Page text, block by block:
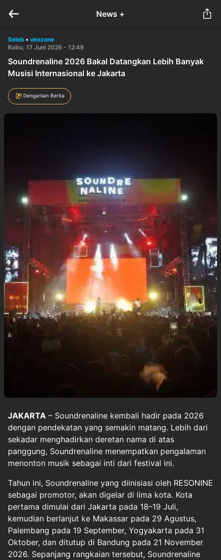
News +
Seleb • okezone
Rabu, 17 Juni 2026 - 12:49
Soundrenaline 2026 Bakal Datangkan Lebih Banyak
Musisi Internasional ke Jakarta
Dengarkan Berita
JAKARTA – Soundrenaline kembali hadir pada 2026
dengan pendekatan yang semakin matang. Lebih dari
sekadar menghadirkan deretan nama di atas
panggung, Soundrenaline menempatkan pengalaman
menonton musik sebagai inti dari festival ini.
Tahun ini, Soundrenaline yang diinisiasi oleh RESONINE
sebagai promotor, akan digelar di lima kota. Kota
pertama dimulai dari Jakarta pada 18–19 Juli,
kemudian berlanjut ke Makassar pada 29 Agustus,
Palembang pada 19 September, Yogyakarta pada 31
Oktober, dan ditutup di Bandung pada 21 November
2026. Sepanjang rangkaian tersebut, Soundrenaline